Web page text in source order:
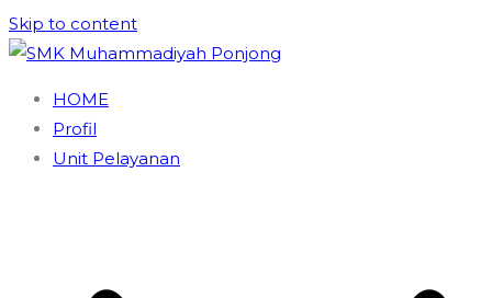
Skip to content
SMK Muhammadiyah Ponjong
Unggul dan Berdaya Saing
HOME
Profil
Unit Pelayanan